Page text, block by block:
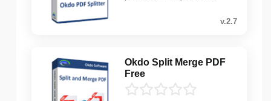
v.2.7
Okdo Split Merge PDF
Free